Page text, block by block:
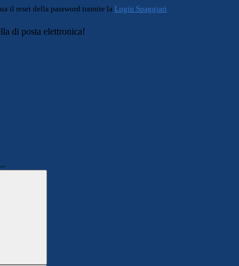
il reset della password tramite la Login Spaggiari
di posta elettronica!